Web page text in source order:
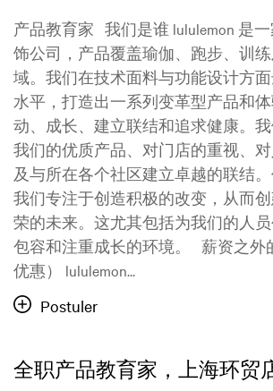
产品教育家 我们是谁 lululemon 是
饰公司，产品覆盖瑜伽、跑步、训
域。我们在技术面料与功能设计方
水平，打造出一系列变革型产品和
动、成长、建立联结和追求健康。
我们的优质产品、对门店的重视、
及与所在各个社区建立卓越的联结。
我们专注于创造积极的改变，从而
荣的未来。这尤其包括为我们的人员
包容和注重成长的环境。 薪资之外
优惠） lululemon...
Postuler
全职产品教育家，上海环贸